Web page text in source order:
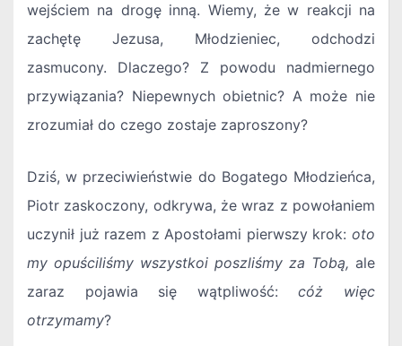
wejściem na drogę inną. Wiemy, że w reakcji na
zachętę Jezusa, Młodzieniec, odchodzi
zasmucony. Dlaczego? Z powodu nadmiernego
przywiązania? Niepewnych obietnic? A może nie
zrozumiał do czego zostaje zaproszony?
Dziś, w przeciwieństwie do Bogatego Młodzieńca,
Piotr zaskoczony, odkrywa, że wraz z powołaniem
uczynił już razem z Apostołami pierwszy krok: oto
my opuściliśmy wszystkoi poszliśmy za Tobą, ale
zaraz pojawia się wątpliwość:cóż więc
otrzymamy?